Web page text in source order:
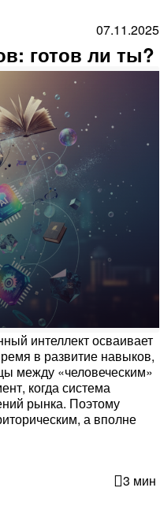
07.11.2025
готов ли ты?
интеллект осваивает
в развитие навыков,
между «человеческим»
когда система
рынка. Поэтому
а вполне
3 мин